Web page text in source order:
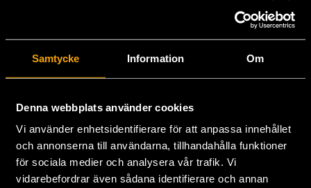
Samtycke Information Om
Denna webbplats använder cookies
Vi använder enhetsidentifierare för att anpassa innehållet
och annonserna till användarna, tillhandahålla funktioner
för sociala medier och analysera vår trafik. Vi
vidarebefordrar även sådana identifierare och annan
Handla second hand online
Om oss
Aktuellt